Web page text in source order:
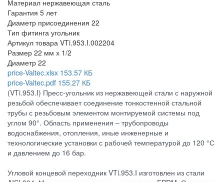
Материал нержавеющая сталь
Гарантия 5 лет
Диаметр присоединения 22
Тип фитинга угольник
Артикул товара VTi.953.I.002204
Размер 22 мм х 1/2
Диаметр 22
price-Valtec.xlsx 153.57 КБ
price-Valtec.pdf 155.27 КБ
(VTi.953.I) Пресс-угольник из нержавеющей стали с наружной
резьбой обеспечивает соединение тонкостенной стальной
трубы с резьбовым элементом монтируемой системы под
углом 90°. Область применения – трубопроводы
водоснабжения, отопления, иные инженерные и
технологические установки с рабочей температурой до 120 °С
и давлением до 16 бар.
Угловой концевой переходник VTi.953.I изготовлен из стали